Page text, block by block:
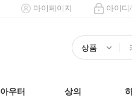
마이페이지 아이디
아우터 상의